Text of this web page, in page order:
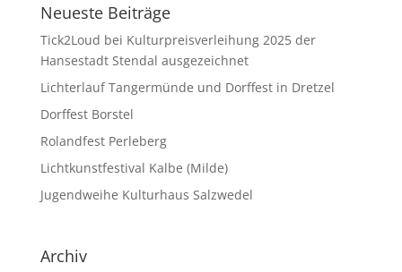
Neueste Beiträge
Tick2Loud bei Kulturpreisverleihung 2025 der
Hansestadt Stendal ausgezeichnet
Lichterlauf Tangermünde und Dorffest in Dretzel
Dorffest Borstel
Rolandfest Perleberg
Lichtkunstfestival Kalbe (Milde)
Jugendweihe Kulturhaus Salzwedel
Archiv